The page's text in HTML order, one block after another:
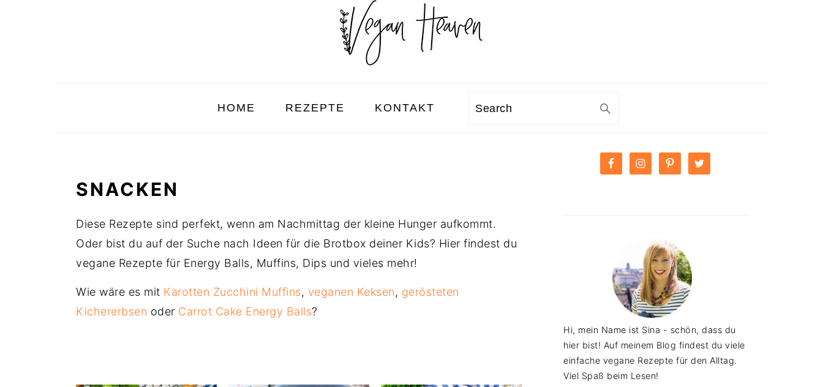
HOME REZEPTE KONTAKT Search
SNACKEN
Diese Rezepte sind perfekt, wenn am Nachmittag der kleine Hunger aufkommt.
Oder bist du auf der Suche nach Ideen für die Brotbox deiner Kids? Hier findest du
vegane Rezepte für Energy Balls, Muffins, Dips und vieles mehr!
Wie wäre es mit Karotten Zucchini Muffins, veganen Keksen, gerösteten
Kichererbsen oder Carrot Cake Energy Balls?
PRIMARY
SIDEBAR
Hi, mein Name ist Sina - schön, dass du
hier bist! Auf meinem Blog findest du viele
einfache vegane Rezepte für den Alltag.
Viel Spaß beim Lesen!